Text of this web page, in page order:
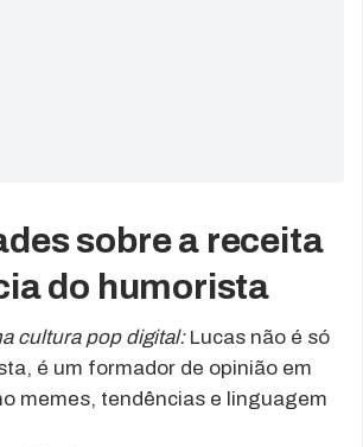
sobre a receita
do humorista
cultura pop digital:Lucas não é só
é um formador de opinião em
memes, tendências e linguagem